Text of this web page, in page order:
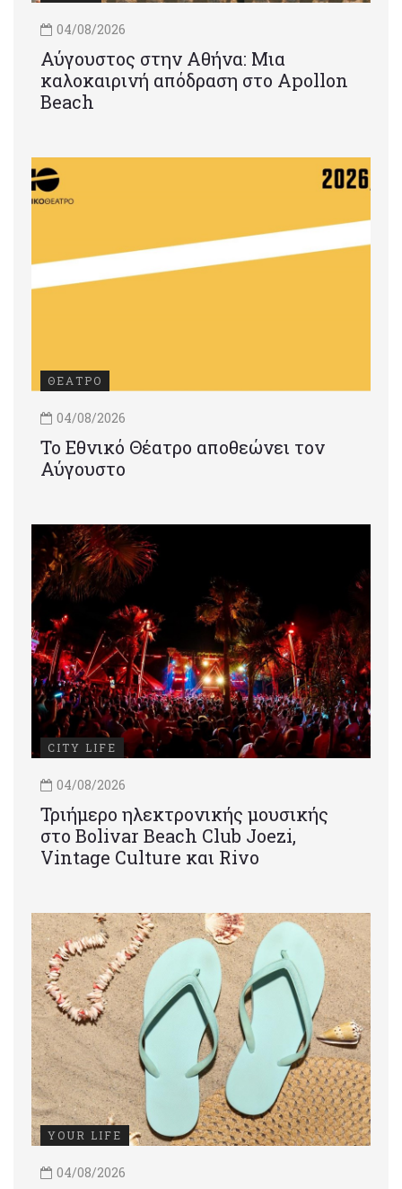
04/08/2026
Αύγουστος στην Αθήνα: Μια
καλοκαιρινή απόδραση στο Apollon
Beach
ΘΕΑΤΡΟ
04/08/2026
Το Εθνικό Θέατρο αποθεώνει τον
Αύγουστο
CITY LIFE
04/08/2026
Τριήμερο ηλεκτρονικής μουσικής
στο Bolivar Beach Club Joezi,
Vintage Culture και Rivo
YOUR LIFE
04/08/2026